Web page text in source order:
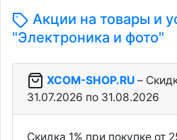
Акции на товары и
"Электроника и фото"
XCOM-SHOP.RU –
31.07.2026 по 31.08.2026
Скидка 1% при покупке от